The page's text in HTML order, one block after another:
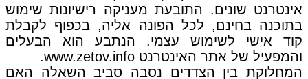
אינטרנט שונים. התובעת מעניקה רישיונות שימוש
בתוכנה בחינם, לכל הפונה אליה, בכפוף לקבלת
קוד אישי לשימוש עצמי. הנתבע הוא הבעלים
והמפעיל של אתר האינטרנט www.zetov.info.
המחלוקת בין הצדדים נסבה סביב השאלה האם